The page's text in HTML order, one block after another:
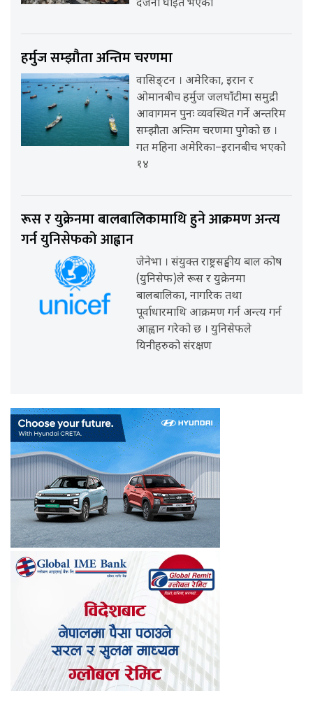
दर्जनौँ घाइते भएको
हर्मुज सम्झौता अन्तिम चरणमा
वासिङ्टन । अमेरिका, इरान र
ओमानबीच हर्मुज जलघाँटीमा समुद्री
आवागमन पुनः व्यवस्थित गर्ने अन्तरिम
सम्झौता अन्तिम चरणमा पुगेको छ ।
गत महिना अमेरिका–इरानबीच भएको
१४
रूस र युक्रेनमा बालबालिकामाथि हुने आक्रमण अन्त्य
गर्न युनिसेफको आह्वान
जेनेभा । संयुक्त राष्ट्रसङ्घीय बाल कोष
(युनिसेफ)ले रूस र युक्रेनमा
बालबालिका, नागरिक तथा
पूर्वाधारमाथि आक्रमण गर्न अन्त्य गर्न
आह्वान गरेको छ । युनिसेफले
यिनीहरुको संरक्षण